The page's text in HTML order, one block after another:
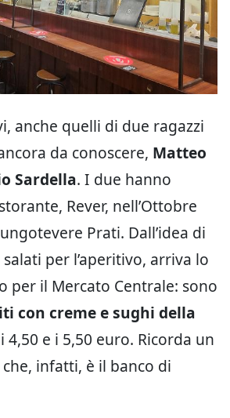
anche quelli di due ragazzi
da conoscere, Matteo
Sardella. I due hanno
Rever, nell’Ottobre
Prati. Dall’idea di
per l’aperitivo, arriva lo
per il Mercato Centrale: sono
con creme e sughi della
4,50 e i 5,50 euro. Ricorda un
che, infatti, è il banco di